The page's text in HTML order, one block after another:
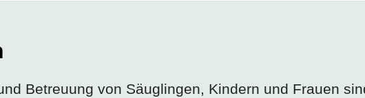
Betreuung von Säuglingen, Kindern und Frauen